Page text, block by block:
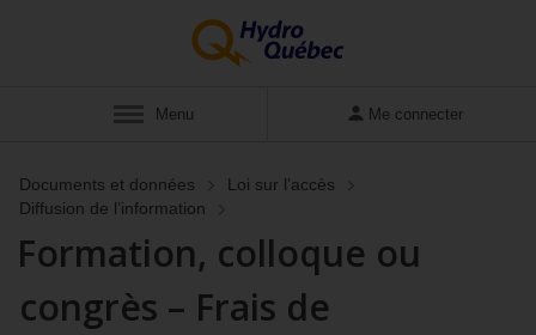
Menu Me connecter
Documents et données
Loi sur l’accès
Diffusion de l’information
Formation, colloque ou
congrès – Frais de